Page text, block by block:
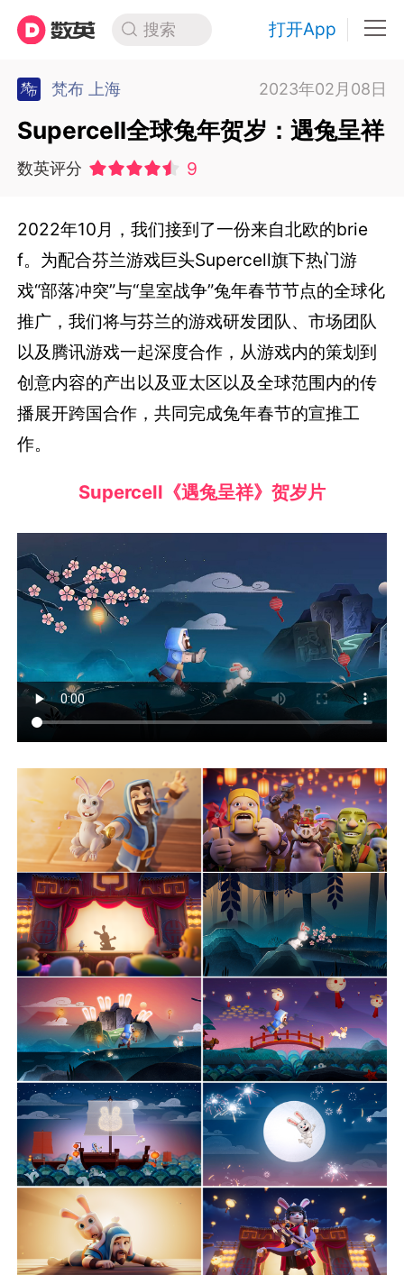
搜索 打开App
梵布 上海 2023年02月08日
Supercell全球兔年贺岁：遇兔呈祥
数英评分 9
2022年10月，我们接到了一份来自北欧的brie
f。为配合芬兰游戏巨头Supercell旗下热门游
戏“部落冲突”与“皇室战争”兔年春节节点的全球化
推广，我们将与芬兰的游戏研发团队、市场团队
以及腾讯游戏一起深度合作，从游戏内的策划到
创意内容的产出以及亚太区以及全球范围内的传
播展开跨国合作，共同完成兔年春节的宣推工
作。
Supercell《遇兔呈祥》贺岁片